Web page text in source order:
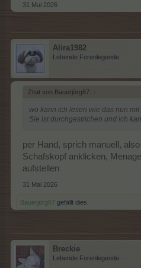
31 Mai 2026
Alira1982
Lebende Forenlegende
Zitat von Bauerjörg67: ↑
wo kann ich lesen wie das nun
Sie ist durchgestrichen und ich
per Hand, sprich manuell,
Schafskopf anklicken,
aufstellen
31 Mai 2026
Bauerjörg67 gefällt dies.
Breckie
Lebende Forenlegende